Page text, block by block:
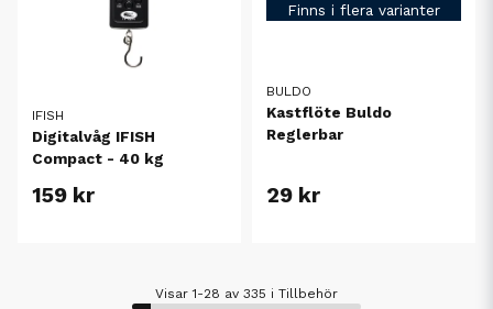
IFISH
Digitalvåg IFISH
Compact - 40 kg
159 kr
Finns i flera varianter
BULDO
Kastflöte Buldo
Reglerbar
29 kr
Visar 1-28 av 335 i Tillbehör